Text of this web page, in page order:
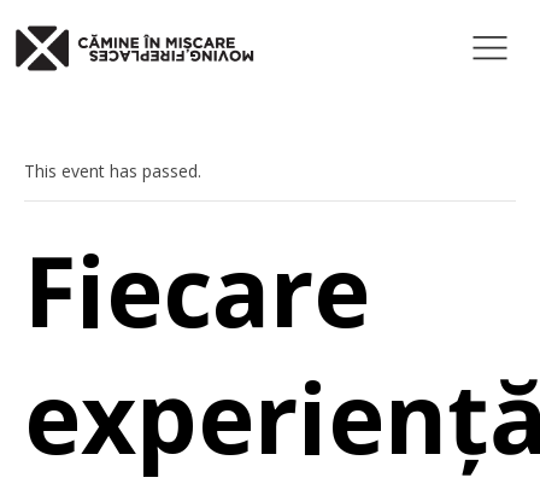
This event has passed.
Fiecare